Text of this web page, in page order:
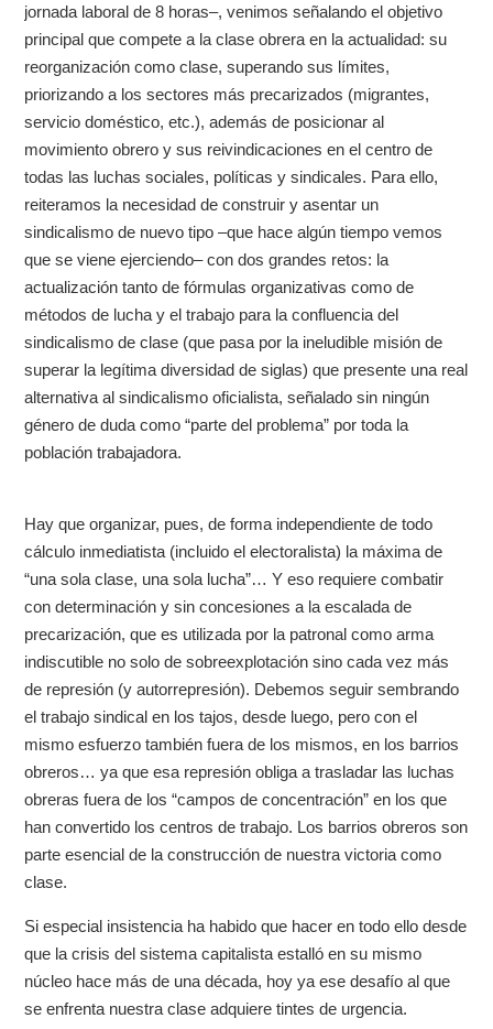
jornada laboral de 8 horas–, venimos señalando el objetivo
principal que compete a la clase obrera en la actualidad: su
reorganización como clase, superando sus límites,
priorizando a los sectores más precarizados (migrantes,
servicio doméstico, etc.), además de posicionar al
movimiento obrero y sus reivindicaciones en el centro de
todas las luchas sociales, políticas y sindicales. Para ello,
reiteramos la necesidad de construir y asentar un
sindicalismo de nuevo tipo –que hace algún tiempo vemos
que se viene ejerciendo– con dos grandes retos: la
actualización tanto de fórmulas organizativas como de
métodos de lucha y el trabajo para la confluencia del
sindicalismo de clase (que pasa por la ineludible misión de
superar la legítima diversidad de siglas) que presente una real
alternativa al sindicalismo oficialista, señalado sin ningún
género de duda como “parte del problema” por toda la
población trabajadora.
Hay que organizar, pues, de forma independiente de todo
cálculo inmediatista (incluido el electoralista) la máxima de
“una sola clase, una sola lucha”… Y eso requiere combatir
con determinación y sin concesiones a la escalada de
precarización, que es utilizada por la patronal como arma
indiscutible no solo de sobreexplotación sino cada vez más
de represión (y autorrepresión). Debemos seguir sembrando
el trabajo sindical en los tajos, desde luego, pero con el
mismo esfuerzo también fuera de los mismos, en los barrios
obreros… ya que esa represión obliga a trasladar las luchas
obreras fuera de los “campos de concentración” en los que
han convertido los centros de trabajo. Los barrios obreros son
parte esencial de la construcción de nuestra victoria como
clase.
Si especial insistencia ha habido que hacer en todo ello desde
que la crisis del sistema capitalista estalló en su mismo
núcleo hace más de una década, hoy ya ese desafío al que
se enfrenta nuestra clase adquiere tintes de urgencia.